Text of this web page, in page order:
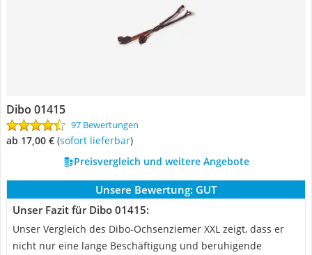
Dibo 01415
97 Bewertungen
ab 17,00 € ( Sofort lieferbar)
Preisvergleich und weitere Angebote
Unsere Bewertung: GUT
Unser Fazit für Dibo 01415:
Unser Vergleich des Dibo-Ochsenziemer XXL zeigt, dass er
nicht nur eine lange Beschäftigung und beruhigende